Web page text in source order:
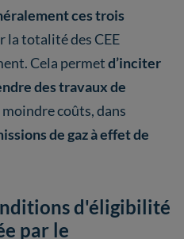
ces trois
la totalité des CEE
Cela permetd’inciter
des travaux de
moindre coûts, dans
de gaz à effet de
d'éligibilité
par le